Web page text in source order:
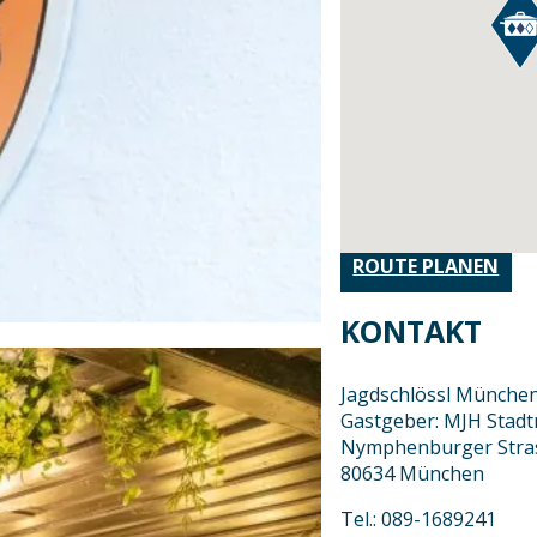
ROUTE PLANEN
KONTAKT
Jagdschlössl
Gastgeber: MJH
Nymphenburger
80634 München
Tel.: 089-1689241